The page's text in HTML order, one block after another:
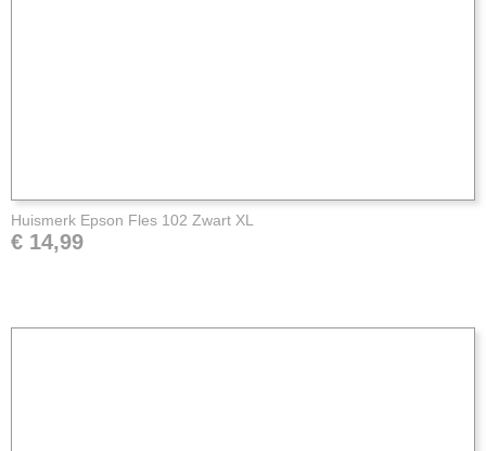
Huismerk Epson Fles 102 Zwart XL
€ 14,99